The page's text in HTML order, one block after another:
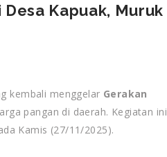
Kapuak, Muruk
kembali menggelar Gerakan
pangan di daerah. Kegiatan ini
Kamis (27/11/2025).